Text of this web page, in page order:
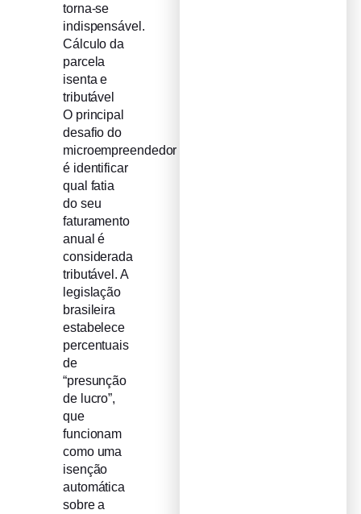
torna-se
indispensável.
Cálculo da
parcela
isenta e
tributável
O principal
desafio do
microempreendedor
é identificar
qual fatia
do seu
faturamento
anual é
considerada
tributável. A
legislação
brasileira
estabelece
percentuais
de
“presunção
de lucro”,
que
funcionam
como uma
isenção
automática
sobre a